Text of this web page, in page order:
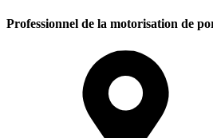
Professionnel de la motorisation de